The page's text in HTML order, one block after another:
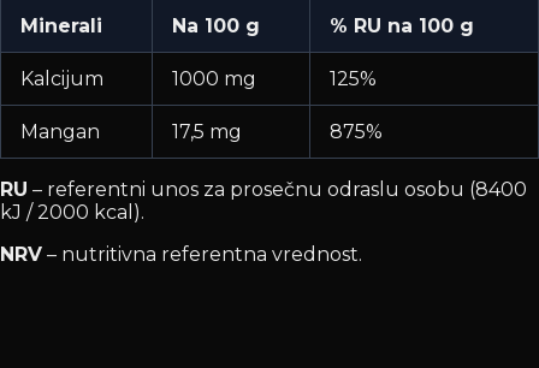
Minerali Na 100 g % RU na 100 g
Kalcijum 1000 mg 125%
Mangan 17,5 mg 875%
RU – referentni unos za prosečnu odraslu osobu (8400
kJ / 2000 kcal).
NRV – nutritivna referentna vrednost.